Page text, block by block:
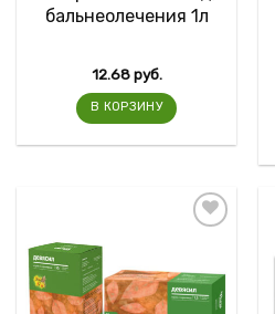
бальнеолечения 1л
12.68руб.
В КОРЗИНУ